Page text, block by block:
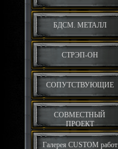
БДСМ. МЕТАЛЛ
СТРЭП-ОН
СОПУТСТВУЮЩИЕ
СОВМЕСТНЫЙ
ПРОЕКТ
Галерея CUSTOM работ